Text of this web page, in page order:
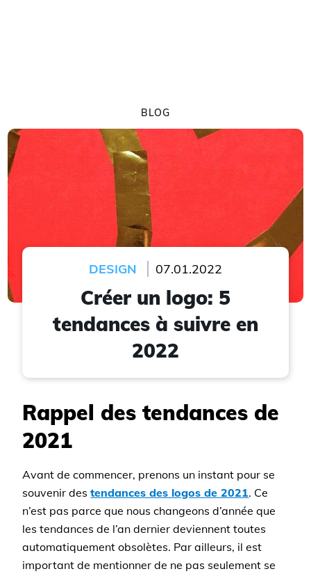
BLOG
DESIGN 07.01.2022
Créer un logo: 5
tendances à suivre en
2022
Rappel des tendances de
2021
Avant de commencer, prenons un instant pour se
souvenir destendances des logos de 2021. Ce
n’est pas parce que nous changeons d’année que
les tendances de l’an dernier deviennent toutes
automatiquement obsolètes. Par ailleurs, il est
important de mentionner de ne pas seulement se